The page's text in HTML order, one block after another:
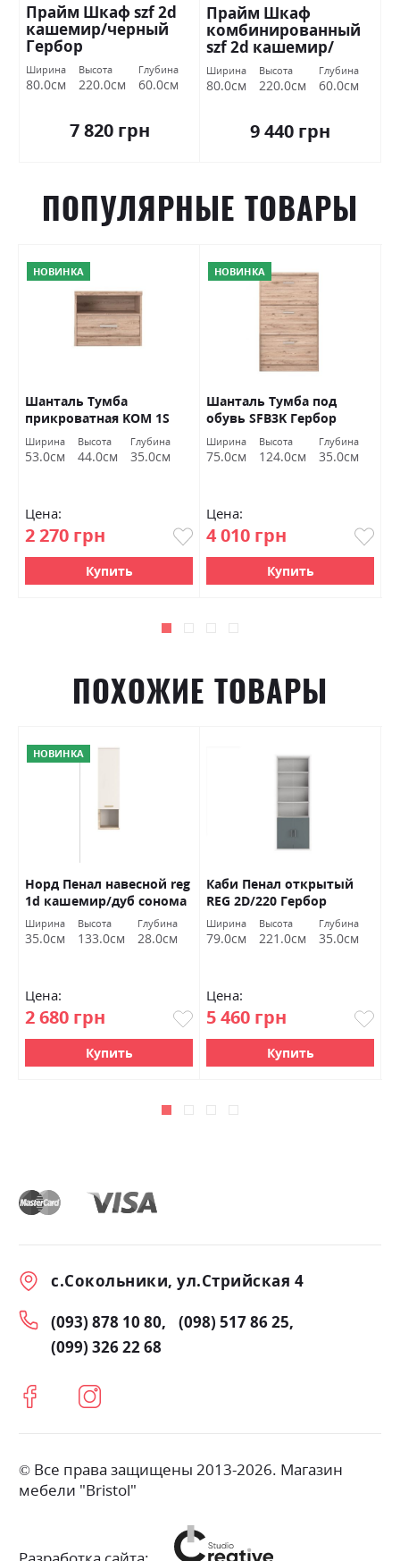
Прайм Шкаф szf 2d
кашемир/черный
Гербор
Ширина
80.0см
Высота
220.0см
Глубина
60.0см
7 820 грн
Прайм Шкаф
комбинированный
szf 2d кашемир/
черный Гербор
Ширина
80.0см
Высота
220.0см
Глубина
60.0см
9 440 грн
ПОПУЛЯРНЫЕ ТОВАРЫ
НОВИНКА
Шанталь Тумба
прикроватная KOM 1S
Гербор
Ширина
53.0см
Высота
44.0см
Глубина
35.0см
Цена:
2 270 грн
Купить
НОВИНКА
Шанталь Тумба под
обувь SFB3K Гербор
Ширина
75.0см
Высота
124.0см
Глубина
35.0см
Цена:
4 010 грн
Купить
ПОХОЖИЕ ТОВАРЫ
НОВИНКА
Норд Пенал навесной reg
1d кашемир/дуб сонома
Гербор
Ширина
35.0см
Высота
133.0см
Глубина
28.0см
Цена:
2 680 грн
Купить
Каби Пенал открытый
REG 2D/220 Гербор
Ширина
79.0см
Высота
221.0см
Глубина
35.0см
Цена:
5 460 грн
Купить
с.Сокольники, ул.Стрийская 4
(093) 878 10 80
(098) 517 86 25
(099) 326 22 68
© Все права защищены 2013-2026. Магазин
мебели "Bristol"